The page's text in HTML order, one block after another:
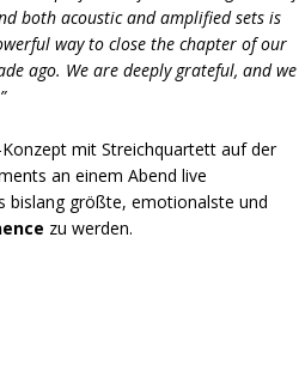
both acoustic and amplified sets is
way to close the chapter of our
ago. We are deeply grateful, and we
mit Streichquartett auf der
an einem Abend live
bislang größte, emotionalste und
zu werden.